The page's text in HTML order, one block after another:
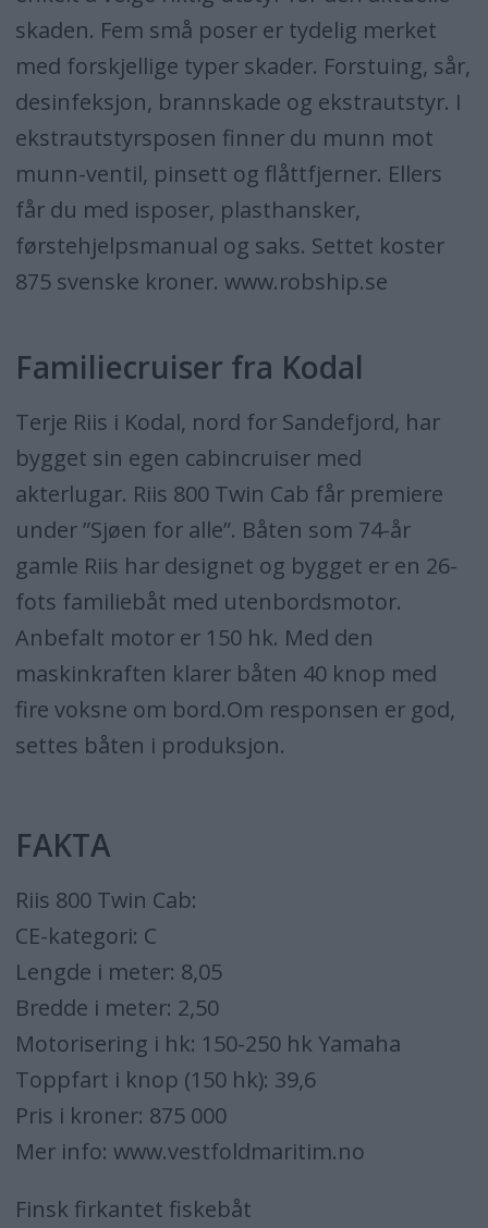
skaden. Fem små poser er tydelig merket
med forskjellige typer skader. Forstuing, sår,
desinfeksjon, brannskade og ekstrautstyr. I
ekstrautstyrsposen finner du munn mot
munn-ventil, pinsett og flåttfjerner. Ellers
får du med isposer, plasthansker,
førstehjelpsmanual og saks. Settet koster
875 svenske kroner. www.robship.se
Familiecruiser fra Kodal
Terje Riis i Kodal, nord for Sandefjord, har
bygget sin egen cabincruiser med
akterlugar. Riis 800 Twin Cab får premiere
under ”Sjøen for alle”. Båten som 74-år
gamle Riis har designet og bygget er en 26-
fots familiebåt med utenbordsmotor.
Anbefalt motor er 150 hk. Med den
maskinkraften klarer båten 40 knop med
fire voksne om bord.Om responsen er god,
settes båten i produksjon.
FAKTA
Riis 800 Twin Cab:
CE-kategori: C
Lengde i meter: 8,05
Bredde i meter: 2,50
Motorisering i hk: 150-250 hk Yamaha
Toppfart i knop (150 hk): 39,6
Pris i kroner: 875 000
Mer info: www.vestfoldmaritim.no
Finsk firkantet fiskebåt